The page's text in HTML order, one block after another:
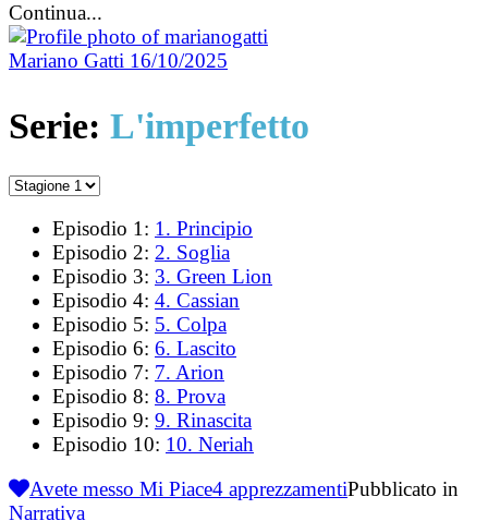
Continua...
Mariano Gatti 16/10/2025
Serie: L'imperfetto
Episodio 1: 1. Principio
Episodio 2: 2. Soglia
Episodio 3: 3. Green Lion
Episodio 4: 4. Cassian
Episodio 5: 5. Colpa
Episodio 6: 6. Lascito
Episodio 7: 7. Arion
Episodio 8: 8. Prova
Episodio 9: 9. Rinascita
Episodio 10: 10. Neriah
Avete messo Mi Piace4 apprezzamentiPubblicato in
Narrativa